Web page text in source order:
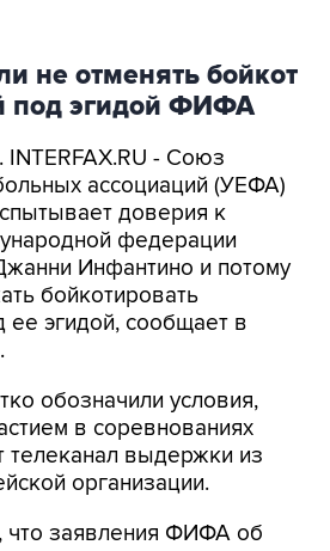
не отменять бойкот
под эгидой ФИФА
INTERFAX.RU - Союз
ассоциаций (УЕФА)
доверия к
федерации
Инфантино и потому
бойкотировать
ее эгидой, сообщает в
обозначили условия,
в соревнованиях
выдержки из
организации.
что заявления ФИФА об